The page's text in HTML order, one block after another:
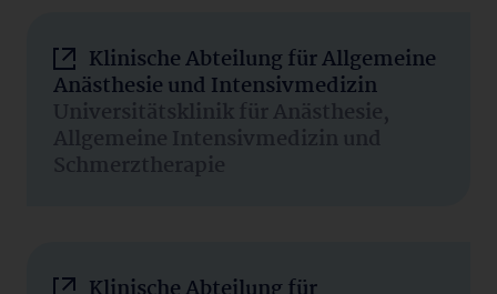
Klinische Abteilung für Allgemeine
Anästhesie und Intensivmedizin
Universitätsklinik für Anästhesie,
Allgemeine Intensivmedizin und
Schmerztherapie